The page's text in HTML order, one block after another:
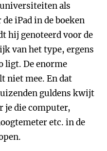
als
iPad in de boeken
hij genoteerd voor de
van het type, ergens
ligt. De enorme
niet mee. En dat
guldens kwijt
je die computer,
etc. in de